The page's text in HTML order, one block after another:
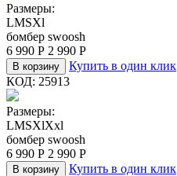
Размеры:
LMSXl
бомбер swoosh
6 990 Р 2 990 Р
В корзину
Купить в один клик
КОД: 25913
Размеры:
LMSXlXxl
бомбер swoosh
6 990 Р 2 990 Р
В корзину
Купить в один клик